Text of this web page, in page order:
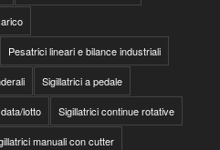
Pesatrici lineari e bilance industriali
Sigillatrici a pedale
lotto Sigillatrici continue rotative
manuali con cutter